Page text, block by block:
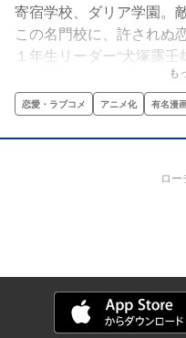
寄宿学校、ダリア学園。
この名門校に、許されぬ
１年生リーダー“犬塚露
スト公国寮の１年生リー
すべては、犬塚の命がけ
レちゃいけない恋物語、開
も
恋愛・ラブコメ アニメ化 有名漫
ロー